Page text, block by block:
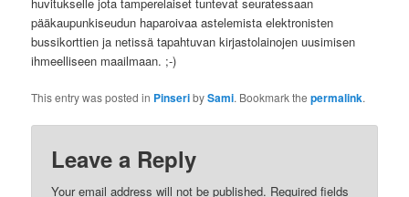
pääkaupunkiseudun haparoivaa astelemista elektronisten
bussikorttien ja netissä tapahtuvan kirjastolainojen uusimisen
ihmeelliseen maailmaan. ;-)
This entry was posted in PinseribySami. Bookmark thepermalink.
Leave a Reply
Your email address will not be published. Required fields